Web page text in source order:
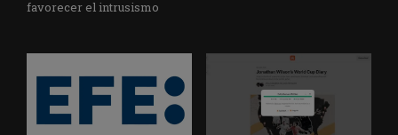
favorecer el intrusismo